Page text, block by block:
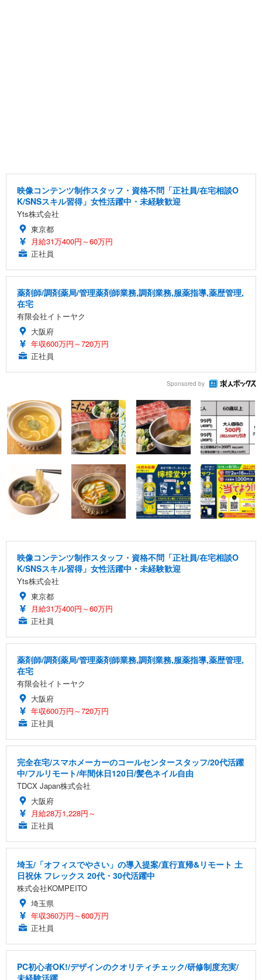
映像コンテンツ制作スタッフ・資格不問「正社員/在宅相談O
K/SNSスキル習得」女性活躍中・未経験歓迎
Yts株式会社
東京都
月給31万400円～60万円
正社員
薬剤師/調剤薬局/管理薬剤師業務,調剤業務,服薬指導,薬歴管理,
在宅
有限会社イトーヤク
大阪府
年収600万円～720万円
正社員
Sponsored by
映像コンテンツ制作スタッフ・資格不問「正社員/在宅相談O
K/SNSスキル習得」女性活躍中・未経験歓迎
Yts株式会社
東京都
月給31万400円～60万円
正社員
薬剤師/調剤薬局/管理薬剤師業務,調剤業務,服薬指導,薬歴管理,
在宅
有限会社イトーヤク
大阪府
年収600万円～720万円
正社員
完全在宅/スマホメーカーのコールセンタースタッフ/20代活躍
中/フルリモート/年間休日120日/髪色ネイル自由
TDCX Japan株式会社
大阪府
月給28万1,228円～
正社員
埼玉/「オフィスでやさい」の導入提案/直行直帰&リモート 土
日祝休 フレックス 20代・30代活躍中
株式会社KOMPEITO
埼玉県
年収360万円～600万円
正社員
PC初心者OK!/デザインのクオリティチェック/研修制度充実/
未経験活躍